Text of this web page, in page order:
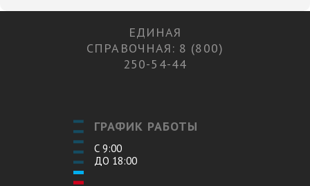
ЕДИНАЯ
СПРАВОЧНАЯ: 8 (800)
250-54-44
ГРАФИК РАБОТЫ
С 9:00
ДО 18:00